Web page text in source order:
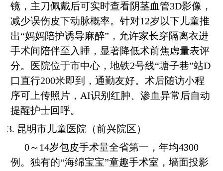
镜，主刀佩戴后可实时查看阴茎血管3D影像，
减少误伤皮下动脉概率。针对12岁以下儿童推
出“妈妈陪护诱导麻醉”，允许家长穿隔离衣进
手术间陪伴至入睡，显著降低术前焦虑量表评
分。医院位于市中心，地铁2号线“塘子巷”站D
口直行200米即到，通勤友好。术后随访小程
序可上传照片，AI识别红肿、渗血异常后自动
提醒护士回呼。
3. 昆明市儿童医院（前兴院区）
0～14岁包皮手术量全省第一，年均4300
例。独有的“海绵宝宝”童趣手术室，墙面投影